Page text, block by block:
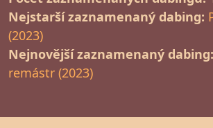
Nejstarší zaznamenaný dabing:
(2023)
Nejnovější zaznamenaný dabing:
remástr (2023)